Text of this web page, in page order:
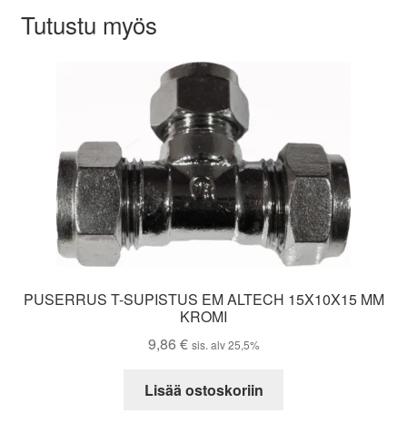
Tutustu myös
PUSERRUS T-SUPISTUS EM ALTECH 15X10X15 MM
KROMI
9,86 € sis. alv 25,5%
Lisää ostoskoriin